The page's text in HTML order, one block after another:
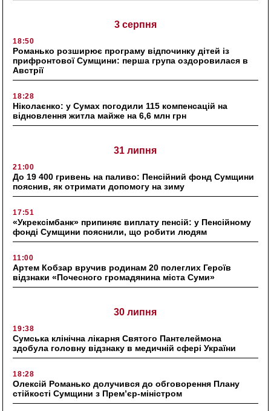
3 серпня
18:50
Романько розширює програму відпочинку дітей із
прифронтової Сумщини: перша група оздоровилася в
Австрії
18:28
Ніколаєнко: у Сумах погодили 115 компенсацій на
відновлення житла майже на 6,6 млн грн
31 липня
21:00
До 19 400 гривень на паливо: Пенсійний фонд Сумщини
пояснив, як отримати допомогу на зиму
17:51
«Укрексімбанк» припиняє виплату пенсій: у Пенсійному
фонді Сумщини пояснили, що робити людям
11:00
Артем Кобзар вручив родинам 20 полеглих Героїв
відзнаки «Почесного громадянина міста Суми»
30 липня
19:38
Сумська клінічна лікарня Святого Пантелеймона
здобула головну відзнаку в медичній сфері України
18:28
Олексій Романько долучився до обговорення Плану
стійкості Сумщини з Прем’єр-міністром